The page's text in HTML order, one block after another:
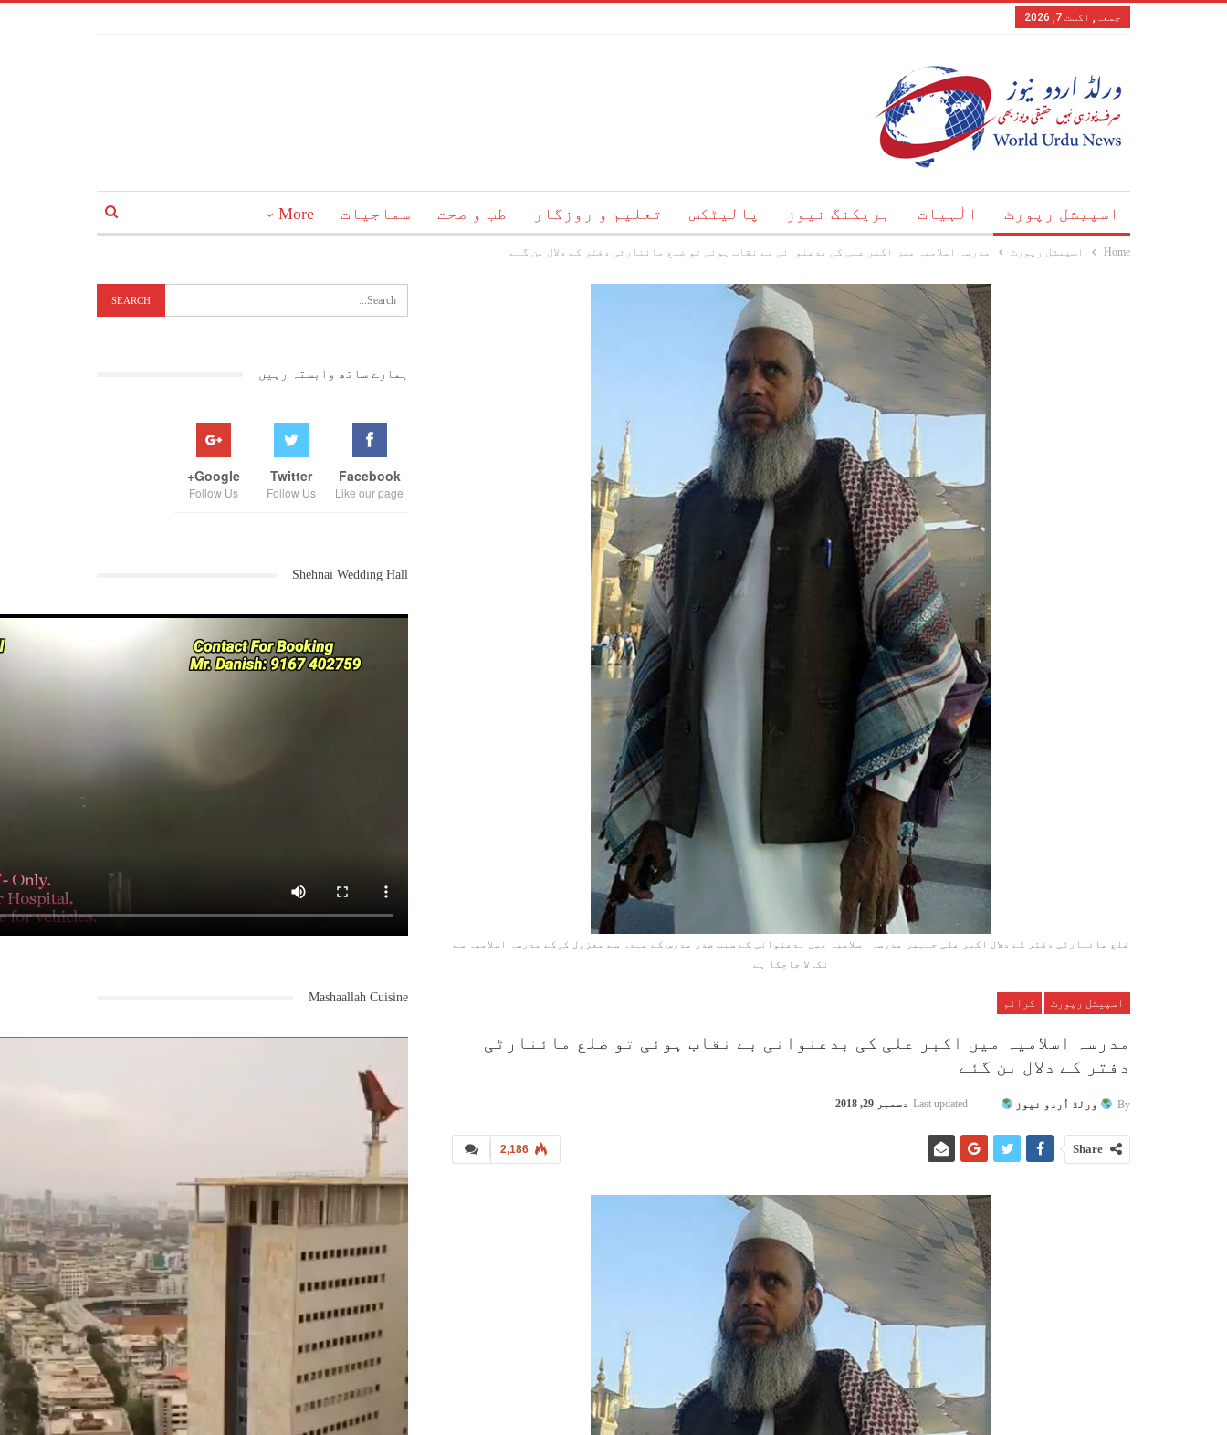
جمعہ, اگست 7, 2026
اسپیشل رپورٹ الٰہیات بریکنگ نیوز پالیٹکس تعلیم و روزگار طب و صحت سماجیات More
Home اسپیشل رپورٹ مدرسہ اسلامیہ میں اکبر علی کی بدعنوانی بے نقاب ہوئی تو ضلع مائنارٹی دفتر کے دلال بن گئے
ضلع مائنارٹی دفتر کے دلال اکبر علی جنہیں مدرسہ اسلامیہ میں بدعنوانی کے سبب صدر مدرس کے عہدہ سے معزول کرکے مدرسہ اسلامیہ سے
نکالا جاچکا ہے
اسپیشل رپورٹ کرائم
مدرسہ اسلامیہ میں اکبر علی کی بدعنوانی بے نقاب ہوئی تو ضلع مائنارٹی
دفتر کے دلال بن گئے
By ورلڈ اُردو نیوز Last updated دسمبر 29, 2018
2,186 Share
ہمارے ساتھ وابستہ رہیں
Facebook
Like our page
Twitter
Follow Us
Google+
Follow Us
Shehnai Wedding Hall
Mashaallah Cuisine